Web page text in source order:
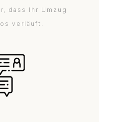
dass Ihr Umzug
verläuft.